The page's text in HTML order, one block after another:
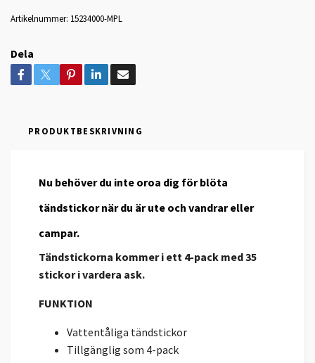
Artikelnummer: 15234000-MPL
Dela
PRODUKTBESKRIVNING
Nu behöver du inte oroa dig för blöta
tändstickor när du är ute och vandrar eller
campar.
Tändstickorna kommer i ett 4-pack med 35
stickor i vardera ask.
FUNKTION
Vattentåliga tändstickor
Tillgänglig som 4-pack